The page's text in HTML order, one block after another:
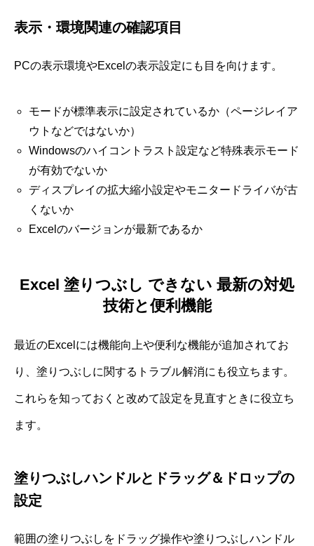
表示・環境関連の確認項目
PCの表示環境やExcelの表示設定にも目を向けます。
モードが標準表示に設定されているか（ページレイア
ウトなどではないか）
Windowsのハイコントラスト設定など特殊表示モード
が有効でないか
ディスプレイの拡大縮小設定やモニタードライバが古
くないか
Excelのバージョンが最新であるか
Excel 塗りつぶし できない 最新の対処
技術と便利機能
最近のExcelには機能向上や便利な機能が追加されてお
り、塗りつぶしに関するトラブル解消にも役立ちます。
これらを知っておくと改めて設定を見直すときに役立ち
ます。
塗りつぶしハンドルとドラッグ＆ドロップの
設定
範囲の塗りつぶしをドラッグ操作や塗りつぶしハンドル